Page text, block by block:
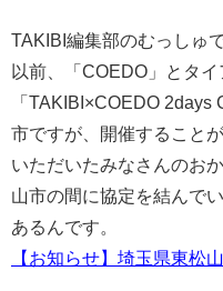
TAKIBI編集部のむっしゅで
以前、「COEDO」とタ
「TAKIBI×COEDO
市ですが、開催すること
いただいたみなさんのお
山市の間に協定を結んで
あるんです。
【お知らせ】埼玉県東松